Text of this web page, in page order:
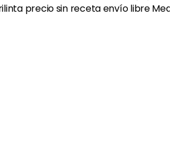
precio sin receta envío libre